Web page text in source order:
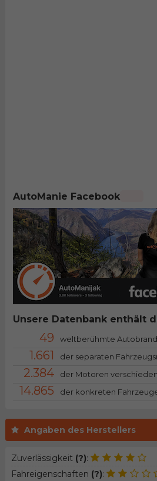
Angaben des Herstellers
Zuverlässigkeit (?):
Fahreigenschaften (?):
AutoManie Facebook
Unsere Datenbank enthält
49 weltberühmte
1.661 der separaten
2.384 der Motoren
14.865 der konkreten